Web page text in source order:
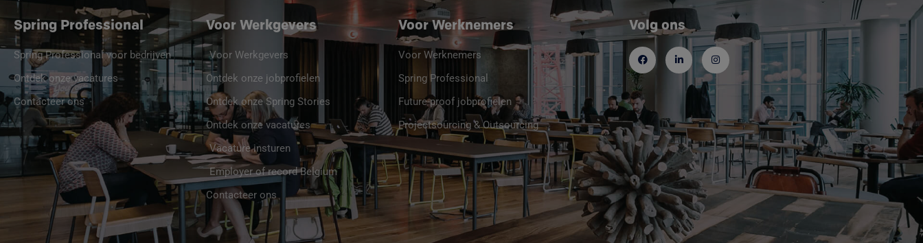
Spring Professional
Spring Professional voor bedrijven
Ontdek onze vacatures
Contacteer ons
Voor Werkgevers
Voor Werkgevers
Ontdek onze jobprofielen
Ontdek onze Spring Stories
Ontdek onze vacatures
Vacature insturen
Employer of record Belgium
Contacteer ons
Voor Werknemers
Voor Werknemers
Spring Professional
Future-proof jobprofielen
Projectsourcing & Outsourcing
Volg ons